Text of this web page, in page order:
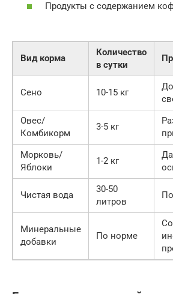
Продукты с содержанием
Вид корма
Количество
в сутки
Сено 10-15 кг
Овес/
Комбикорм
3-5 кг
Морковь/
Яблоки
1-2 кг
Чистая вода
30-50
литров
Минеральные
добавки
По норме